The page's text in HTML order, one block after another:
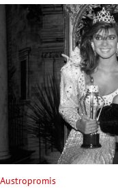
Austropromis